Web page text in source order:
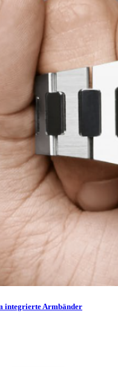
integrierte Armbänder